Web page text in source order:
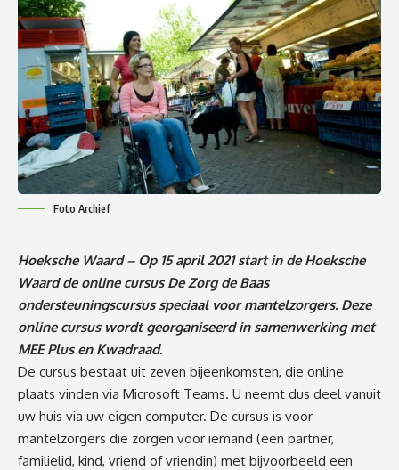
Foto Archief
Hoeksche Waard – Op 15 april 2021 start in de Hoeksche
Waard de online cursus De Zorg de Baas
ondersteuningscursus speciaal voor mantelzorgers. Deze
online cursus wordt georganiseerd in samenwerking met
MEE Plus en Kwadraad.
De cursus bestaat uit zeven bijeenkomsten, die online
plaats vinden via Microsoft Teams. U neemt dus deel vanuit
uw huis via uw eigen computer. De cursus is voor
mantelzorgers die zorgen voor iemand (een partner,
familielid, kind, vriend of vriendin) met bijvoorbeeld een